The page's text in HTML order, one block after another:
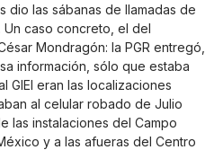
dio las sábanas de llamadas de
caso concreto, el del
Mondragón: la PGR entregó,
información, sólo que estaba
GIEI eran las localizaciones
al celular robado de Julio
las instalaciones del Campo
y a las afueras del Centro